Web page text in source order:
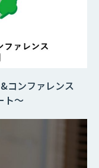
コンファレンス
ト～